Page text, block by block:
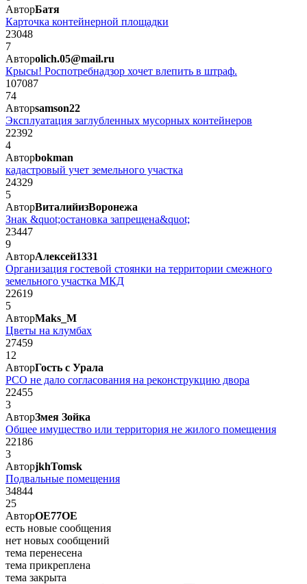
АвторБатя
Карточка контейнерной площадки
23048
7
Авторolich.05@mail.ru
Крысы! Роспотребнадзор хочет влепить в штраф.
107087
74
Авторsamson22
Эксплуатация заглубленных мусорных контейнеров
22392
4
Авторbokman
кадастровый учет земельного участка
24329
5
АвторВиталийизВоронежа
Знак &quot;остановка запрещена&quot;
23447
9
АвторАлексей1331
Организация гостевой стоянки на территории смежного
земельного участка МКД
22619
5
АвторMaks_M
Цветы на клумбах
27459
12
АвторГость с Урала
РСО не дало согласования на реконструкцию двора
22455
3
АвторЗмея Зойка
Общее имущество или территория не жилого помещения
22186
3
АвторjkhTomsk
Подвальные помещения
34844
25
АвторOE77OE
есть новые сообщения
нет новых сообщений
тема перенесена
тема прикреплена
тема закрыта